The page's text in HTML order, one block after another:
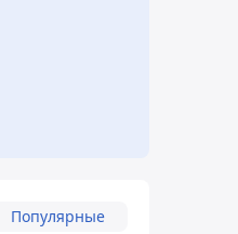
Популярные